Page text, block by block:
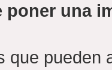
poner una
que pueden